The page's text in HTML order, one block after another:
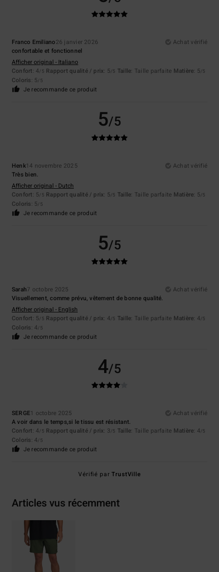
Franco Emiliano26 janvier 2026
Achat vérifié
confortable et fonctionnel
Afficher original - Italiano
Confort: 4/5 Rapport qualité / prix: 5/5 Taille: Taille parfaite Matière: 5/5
Coloris: 5/5
Je recommande ce produit
5/5
Henk14 novembre 2025
Achat vérifié
Très bien.
Afficher original - Dutch
Confort: 5/5 Rapport qualité / prix: 5/5 Taille: Taille parfaite Matière: 5/5
Coloris: 5/5
Je recommande ce produit
5/5
Sarah7 octobre 2025
Achat vérifié
Visuellement, comme prévu, vêtement de bonne qualité.
Afficher original - English
Confort: 5/5 Rapport qualité / prix: 4/5 Taille: Taille parfaite Matière: 4/5
Coloris: 4/5
Je recommande ce produit
4/5
SERGE1 octobre 2025
Achat vérifié
A voir dans le temps,si le tissu est résistant.
Confort: 4/5 Rapport qualité / prix: 3/5 Taille: Taille parfaite Matière: 4/5
Coloris: 4/5
Je recommande ce produit
Vérifié parTrustVille
Articles vus récemment